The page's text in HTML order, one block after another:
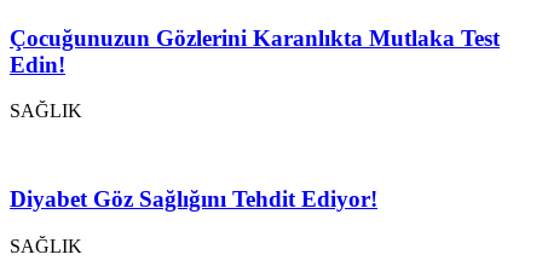
Çocuğunuzun Gözlerini Karanlıkta Mutlaka Test
Edin!
SAĞLIK
Diyabet Göz Sağlığını Tehdit Ediyor!
SAĞLIK